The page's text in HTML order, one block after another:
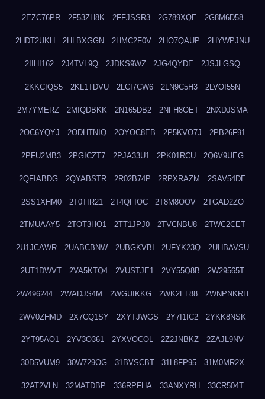
2EZC76PR 2F53ZH8K 2FFJSSR3 2G789XQE 2G8M6D58
2HDT2UKH 2HLBXGGN 2HMC2F0V 2HO7QAUP 2HYWPJNU
2IIHI162 2J4TVL9Q 2JDKS9WZ 2JG4QYDE 2JSJLGSQ
2KKCIQS5 2KL1TDVU 2LCI7CW6 2LN9C5H3 2LVOI55N
2M7YMERZ 2MIQDBKK 2N165DB2 2NFH8OET 2NXDJSMA
2OC6YQYJ 2ODHTNIQ 2OYOC8EB 2P5KVO7J 2PB26F91
2PFU2MB3 2PGICZT7 2PJA33U1 2PK01RCU 2Q6V9UEG
2QFIABDG 2QYABSTR 2R02B74P 2RPXRAZM 2SAV54DE
2SS1XHM0 2T0TIR21 2T4QFIOC 2T8M8OOV 2TGAD2ZO
2TMUAAY5 2TOT3HO1 2TT1JPJ0 2TVCNBU8 2TWC2CET
2U1JCAWR 2UABCBNW 2UBGKVBI 2UFYK23Q 2UHBAVSU
2UT1DWVT 2VA5KTQ4 2VUSTJE1 2VY55Q8B 2W29565T
2W496244 2WADJS4M 2WGUIKKG 2WK2EL88 2WNPNKRH
2WV0ZHMD 2X7CQ1SY 2XYTJWGS 2Y7I1IC2 2YKK8NSK
2YT95AO1 2YV3O361 2YXVOCOL 2Z2JNBKZ 2ZAJL9NV
30D5VUM9 30W729OG 31BVSCBT 31L8FP95 31M0MR2X
32AT2VLN 32MATDBP 336RPFHA 33ANXYRH 33CR504T